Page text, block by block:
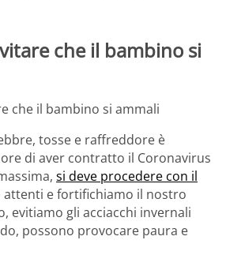
che il bambino si
tosse e raffreddore è
di aver contratto il Coronavirus
si deve procedere con il
attenti e fortifichiamo il nostro
evitiamo gli acciacchi invernali
possono provocare paura e